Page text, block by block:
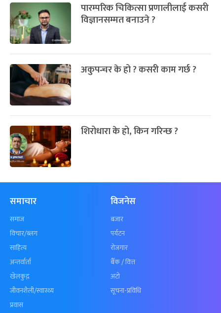
पारम्परिक चिकित्सा प्रणालीलाई कसरी
विज्ञानसम्मत बनाउने ?
अकुपन्चर के हो ? कसरी काम गर्छ ?
शिरोधारा के हो, किन गरिन्छ ?
समाचार
समाज
विचार/ब्लग
साहित्य
अन्तर्वार्ता
खेलकुद़़
जीवनशैली/स्वास्थ्य
प्रवास
विजनेस
बजार
पर्यटन
रोजगार
बैँक / वित्त
अटो
सूचना-प्रविधि